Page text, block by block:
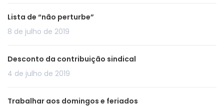
Lista de “não perturbe”
8 de julho de 2019
Desconto da contribuição sindical
4 de julho de 2019
Trabalhar aos domingos e feriados